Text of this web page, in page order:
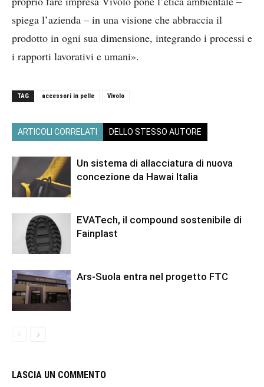
spiega l’azienda – in una visione che abbraccia il
prodotto in ogni sua dimensione, integrando i processi e
i rapporti lavorativi e umani».
TAG accessori in pelle Vivolo
ARTICOLI CORRELATI DELLO STESSO AUTORE
Un sistema di allacciatura di nuova
concezione da Hawai Italia
EVATech, il compound sostenibile di
Fainplast
Ars-Suola entra nel progetto FTC
LASCIA UN COMMENTO